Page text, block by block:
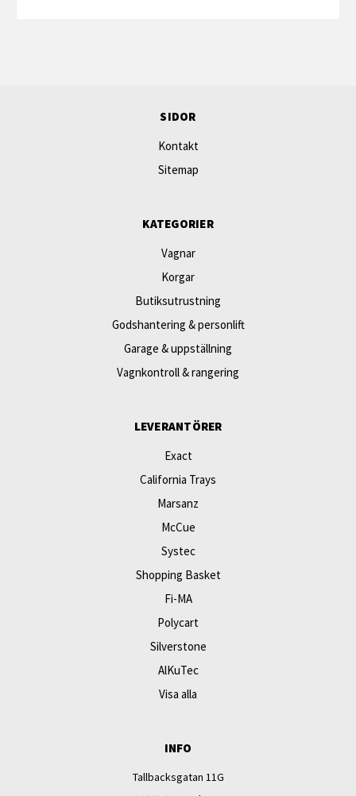
SIDOR
Kontakt
Sitemap
KATEGORIER
Vagnar
Korgar
Butiksutrustning
Godshantering & personlift
Garage & uppställning
Vagnkontroll & rangering
LEVERANTÖRER
Exact
California Trays
Marsanz
McCue
Systec
Shopping Basket
Fi-MA
Polycart
Silverstone
AlKuTec
Visa alla
INFO
Tallbacksgatan 11G